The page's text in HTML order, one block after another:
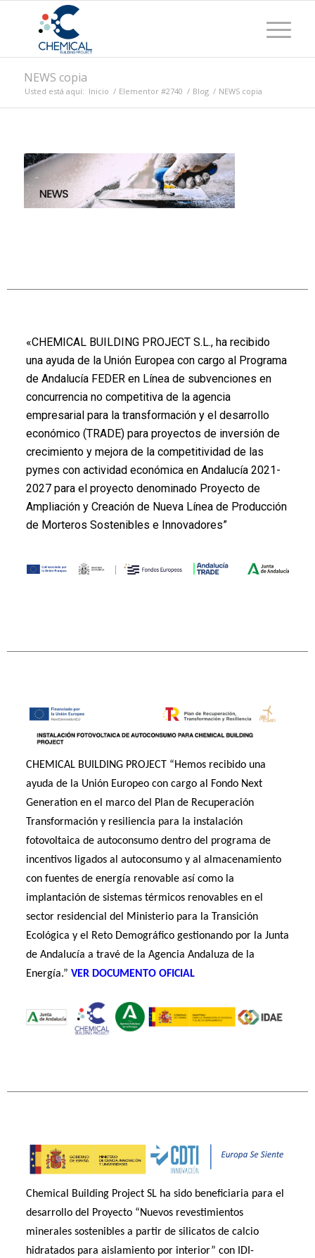
NEWS copia
Usted está aquí: Inicio / Elementor #2740 / Blog / NEWS copia
«CHEMICAL BUILDING PROJECT S.L., ha recibido
una ayuda de la Unión Europea con cargo al Programa
de Andalucía FEDER en Línea de subvenciones en
concurrencia no competitiva de la agencia
empresarial para la transformación y el desarrollo
económico (TRADE) para proyectos de inversión de
crecimiento y mejora de la competitividad de las
pymes con actividad económica en Andalucía 2021-
2027 para el proyecto denominado Proyecto de
Ampliación y Creación de Nueva Línea de Producción
de Morteros Sostenibles e Innovadores”
CHEMICAL BUILDING PROJECT “Hemos recibido una
ayuda de la Unión Europeo con cargo al Fondo Next
Generation en el marco del Plan de Recuperación
Transformación y resiliencia para la instalación
fotovoltaica de autoconsumo dentro del programa de
incentivos ligados al autoconsumo y al almacenamiento
con fuentes de energía renovable así como la
implantación de sistemas térmicos renovables en el
sector residencial del Ministerio para la Transición
Ecológica y el Reto Demográfico gestionando por la Junta
de Andalucía a travé de la Agencia Andaluza de la
Energía.” VER DOCUMENTO OFICIAL
Chemical Building Project SL ha sido beneficiaria para el
desarrollo del Proyecto “Nuevos revestimientos
minerales sostenibles a partir de silicatos de calcio
hidratados para aislamiento por interior” con IDI-